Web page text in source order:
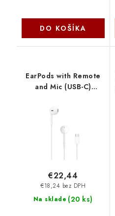
DO KOŠÍKA
EarPods with Remote
and Mic (USB-C)
Na sklade (20 ks)
€18,24 bez DPH
€22,44